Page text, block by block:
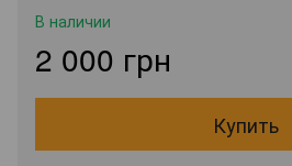
В наличии
2 000 грн
Купить